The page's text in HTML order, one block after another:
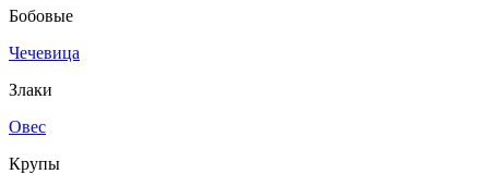
Бобовые
Чечевица
Злаки
Овес
Крупы